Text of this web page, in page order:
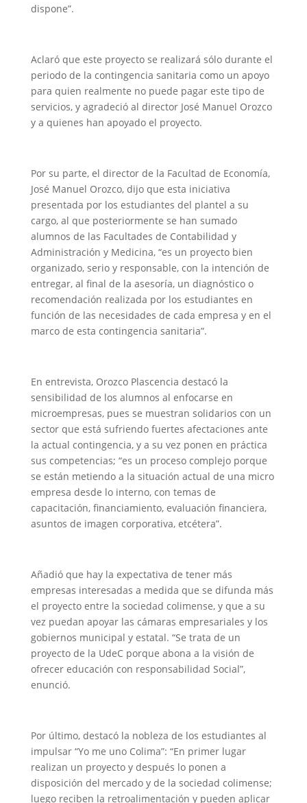
dispone”.
Aclaró que este proyecto se realizará sólo durante el
periodo de la contingencia sanitaria como un apoyo
para quien realmente no puede pagar este tipo de
servicios, y agradeció al director José Manuel Orozco
y a quienes han apoyado el proyecto.
Por su parte, el director de la Facultad de Economía,
José Manuel Orozco, dijo que esta iniciativa
presentada por los estudiantes del plantel a su
cargo, al que posteriormente se han sumado
alumnos de las Facultades de Contabilidad y
Administración y Medicina, “es un proyecto bien
organizado, serio y responsable, con la intención de
entregar, al final de la asesoría, un diagnóstico o
recomendación realizada por los estudiantes en
función de las necesidades de cada empresa y en el
marco de esta contingencia sanitaria”.
En entrevista, Orozco Plascencia destacó la
sensibilidad de los alumnos al enfocarse en
microempresas, pues se muestran solidarios con un
sector que está sufriendo fuertes afectaciones ante
la actual contingencia, y a su vez ponen en práctica
sus competencias; “es un proceso complejo porque
se están metiendo a la situación actual de una micro
empresa desde lo interno, con temas de
capacitación, financiamiento, evaluación financiera,
asuntos de imagen corporativa, etcétera”.
Añadió que hay la expectativa de tener más
empresas interesadas a medida que se difunda más
el proyecto entre la sociedad colimense, y que a su
vez puedan apoyar las cámaras empresariales y los
gobiernos municipal y estatal. “Se trata de un
proyecto de la UdeC porque abona a la visión de
ofrecer educación con responsabilidad Social”,
enunció.
Por último, destacó la nobleza de los estudiantes al
impulsar “Yo me uno Colima”: “En primer lugar
realizan un proyecto y después lo ponen a
disposición del mercado y de la sociedad colimense;
luego reciben la retroalimentación y pueden aplicar